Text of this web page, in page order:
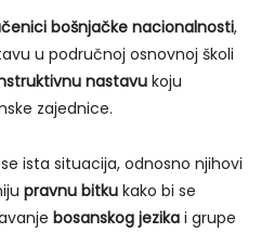
bošnjačke nacionalnosti,
u područnoj osnovnoj školi
nastavu koju
zajednice.
ista situacija, odnosno njihovi
pravnu bitku kako bi se
bosanskog jezika i grupe